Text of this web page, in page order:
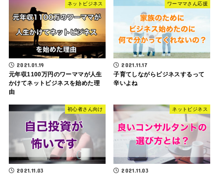
ネットビジネス
2021.01.19
元年収1100万円のワーママが人生
かけてネットビジネスを始めた理
由
ワーママさん応援
2021.11.17
子育てしながらビジネスするって
辛いよね
初心者さん向け
2021.11.03
ネットビジネス
2021.11.03